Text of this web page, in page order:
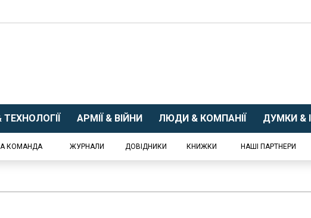
ТЕХНОЛОГІЇ АРМІЇ & ВІЙНИ ЛЮДИ & КОМПАНІЇ ДУМКИ &
КОМАНДА ЖУРНАЛИ ДОВІДНИКИ КНИЖКИ НАШІ ПАРТНЕРИ